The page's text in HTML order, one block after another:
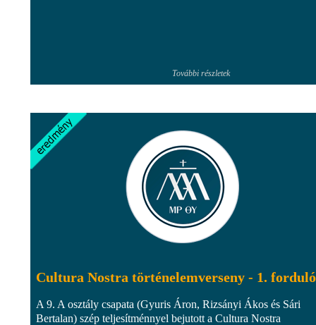
További részletek
Cultura Nostra történelemverseny - 1. forduló
A 9. A osztály csapata (Gyuris Áron, Rizsányi Ákos és Sári
Bertalan) szép teljesítménnyel bejutott a Cultura Nostra